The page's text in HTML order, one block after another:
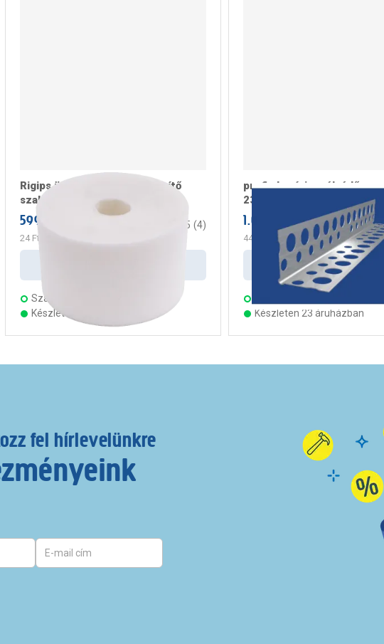
Rigips üvegszálas hézagerősítő
szalag 5cmx25m/tekercs
599 Ft
24 Ft
4.5 (4)
Szállítás:
Készleten 21 áruházban
profi alumínium élvédő
23x23x2500mm 0,35mm
1.099 Ft / darab
440 Ft / m
Kosárba
Készleten 23 áruházban
fel hírlevelünkre